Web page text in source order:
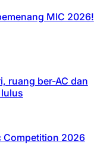
MIC 2026!
ruang ber-AC dan
Competition 2026